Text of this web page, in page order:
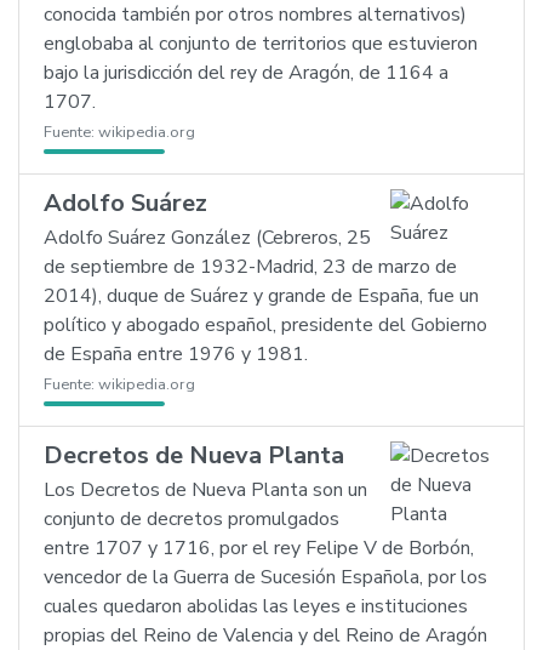
conocida también por otros nombres alternativos)
englobaba al conjunto de territorios que estuvieron
bajo la jurisdicción del rey de Aragón, de 1164 a
1707.
Fuente: wikipedia.org
Adolfo Suárez
Adolfo Suárez González (Cebreros, 25
de septiembre de 1932-Madrid, 23 de marzo de
2014), duque de Suárez y grande de España, fue un
político y abogado español, presidente del Gobierno
de España entre 1976 y 1981.
Fuente: wikipedia.org
Decretos de Nueva Planta
Los Decretos de Nueva Planta son un
conjunto de decretos promulgados
entre 1707 y 1716, por el rey Felipe V de Borbón,
vencedor de la Guerra de Sucesión Española, por los
cuales quedaron abolidas las leyes e instituciones
propias del Reino de Valencia y del Reino de Aragón